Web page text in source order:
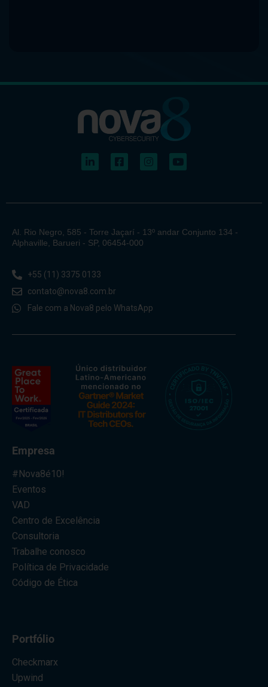
Al. Rio Negro, 585 - Torre Jaçarí - 13º andar Conjunto 134 -
Alphaville, Barueri - SP, 06454-000
+55 (11) 3375 0133
contato@nova8.com.br
Fale com a Nova8 pelo WhatsApp
Empresa
#Nova8é10!
Eventos
VAD
Centro de Excelência
Consultoria
Trabalhe conosco
Política de Privacidade
Código de Ética
Portfólio
Checkmarx
Upwind